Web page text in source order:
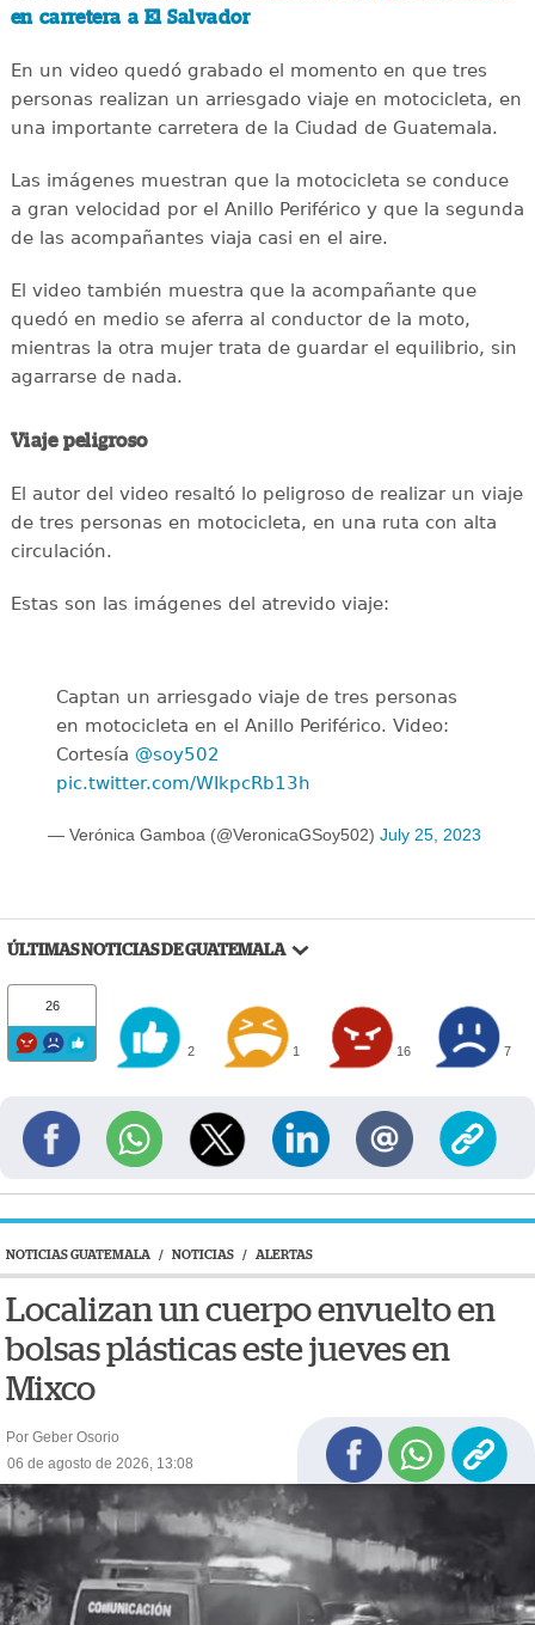
en carretera a El Salvador
En un video quedó grabado el momento en que tres
personas realizan un arriesgado viaje en motocicleta, en
una importante carretera de la Ciudad de Guatemala.
Las imágenes muestran que la motocicleta se conduce
a gran velocidad por el Anillo Periférico y que la segunda
de las acompañantes viaja casi en el aire.
El video también muestra que la acompañante que
quedó en medio se aferra al conductor de la moto,
mientras la otra mujer trata de guardar el equilibrio, sin
agarrarse de nada.
Viaje peligroso
El autor del video resaltó lo peligroso de realizar un viaje
de tres personas en motocicleta, en una ruta con alta
circulación.
Estas son las imágenes del atrevido viaje:
Captan un arriesgado viaje de tres personas
en motocicleta en el Anillo Periférico. Video:
Cortesía @soy502
pic.twitter.com/WIkpcRb13h
— Verónica Gamboa (@VeronicaGSoy502) July 25, 2023
ÚLTIMAS NOTICIAS DE GUATEMALA
26
2 1 16 7
NOTICIAS GUATEMALA / NOTICIAS / ALERTAS
Localizan un cuerpo envuelto en
bolsas plásticas este jueves en
Mixco
Por Geber Osorio
06 de agosto de 2026, 13:08